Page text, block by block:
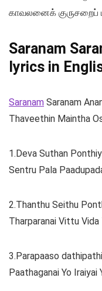
காவலனைக் குருசறைப்
Saranam
lyrics in
Saranam Saranam
Thaveethin Maintha
1.Deva Suthan
Sentru Pala
2.Thanthu Seithu
Tharparanai Vittu Vida
3.Parapaaso
Paathaganai Yo Iraiyai